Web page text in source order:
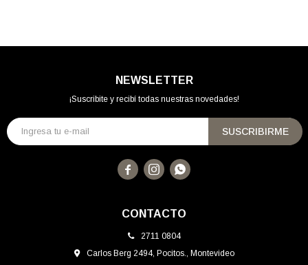
CONTACTO
2711 0804
Carlos Berg 2494, Pocitos., Montevideo
NEWSLETTER
¡Suscribite y recibí todas nuestras novedades!
SUSCRIBIRME
  